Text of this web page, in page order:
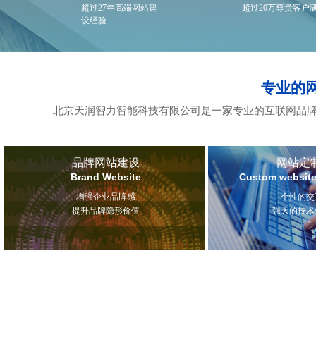
超过27年高端网站建
设经验
超过20万尊贵客户
专业的
北京天润智力智能科技有限公司是一家专业的互联网品
品牌网站建设
Brand Website
增强企业品牌感
提升品牌隐形价值
网站定
Custom
个性的
强大的技